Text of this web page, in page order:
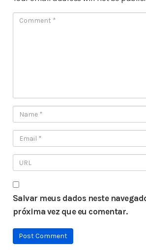
Salvar meus dados neste
próxima vez que eu comentar.